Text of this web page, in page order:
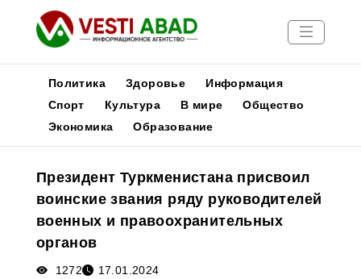
Новости
Медиа
Афиша
Политика Здоровье
Информация
Спорт
Культура В мире
Общество
Экономика
Образование
Президент Туркменистана присвоил
воинские звания ряду руководителей
военных и правоохранительных
органов
1272 17.01.2024